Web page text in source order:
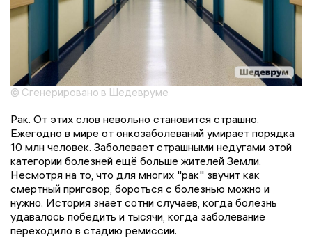
© Сгенерировано в Шедевруме
Рак. От этих слов невольно становится страшно.
Ежегодно в мире от онкозаболеваний умирает порядка
10 млн человек. Заболевает страшными недугами этой
категории болезней ещё больше жителей Земли.
Несмотря на то, что для многих "рак" звучит как
смертный приговор, бороться с болезнью можно и
нужно. История знает сотни случаев, когда болезнь
удавалось победить и тысячи, когда заболевание
переходило в стадию ремиссии.